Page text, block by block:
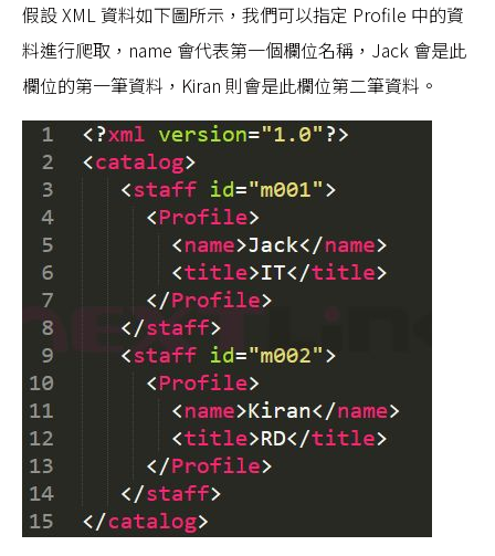
假設 XML 資料如下圖所示，我們可以指定 Profile 中的資
料進行爬取，name 會代表第一個欄位名稱，Jack 會是此
欄位的第一筆資料，Kiran 則會是此欄位第二筆資料。